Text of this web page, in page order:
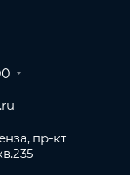
пр-кт